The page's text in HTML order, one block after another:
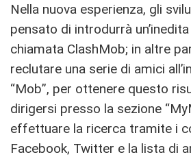
Nella nuova esperienza, gli
pensato di introdurrà
chiamata ClashMob; in altre
reclutare una serie di amici
“Mob”, per ottenere questo
dirigersi presso la sezione
effettuare la ricerca tramite i
Facebook, Twitter e la lista di